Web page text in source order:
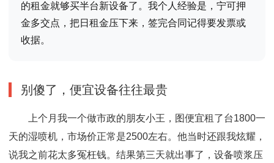
的租金就够买半台新设备了。我个人经验是，宁可押
金多交点，把日租金压下来，签完合同记得要发票或
收据。
别傻了，便宜设备往往最贵
上个月我一个做市政的朋友小王，图便宜租了台1800一
天的湿喷机，市场价正常是2500左右。他当时还跟我炫耀，
说我之前花太多冤枉钱。结果第三天就出事了，设备喷浆压